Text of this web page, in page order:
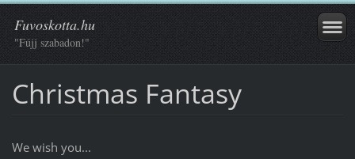
Fuvoskotta.hu
"Fújj szabadon!"
Christmas Fantasy
We wish you...